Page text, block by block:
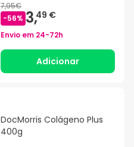
7,95€
-56% 3,49 €
Envio em 24-72h
Adicionar
DocMorris Colágeno Plus
400g